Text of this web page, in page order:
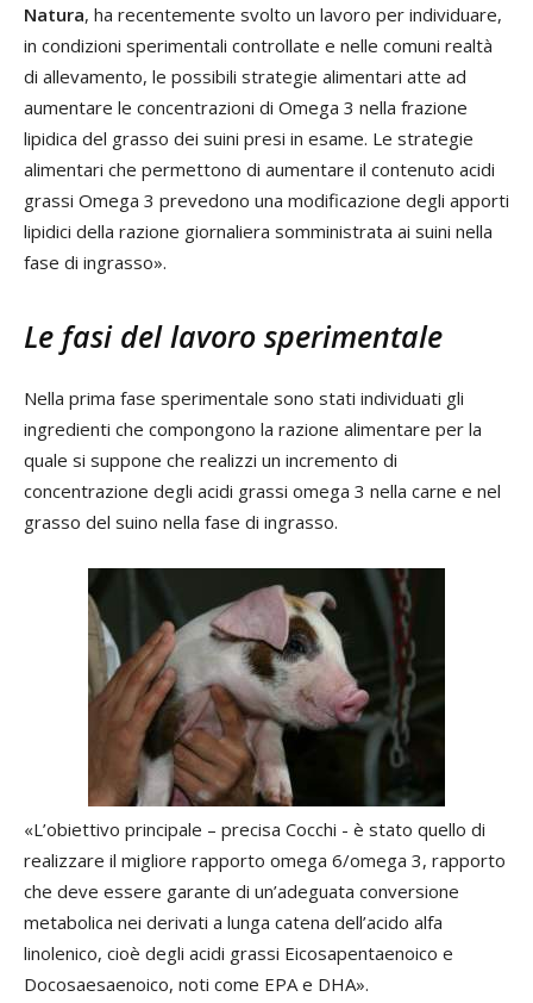
Natura, ha recentemente svolto un lavoro per individuare,
in condizioni sperimentali controllate e nelle comuni realtà
di allevamento, le possibili strategie alimentari atte ad
aumentare le concentrazioni di Omega 3 nella frazione
lipidica del grasso dei suini presi in esame. Le strategie
alimentari che permettono di aumentare il contenuto acidi
grassi Omega 3 prevedono una modificazione degli apporti
lipidici della razione giornaliera somministrata ai suini nella
fase di ingrasso».
Le fasi del lavoro sperimentale
Nella prima fase sperimentale sono stati individuati gli
ingredienti che compongono la razione alimentare per la
quale si suppone che realizzi un incremento di
concentrazione degli acidi grassi omega 3 nella carne e nel
grasso del suino nella fase di ingrasso.
«L’obiettivo principale – precisa Cocchi - è stato quello di
realizzare il migliore rapporto omega 6/omega 3, rapporto
che deve essere garante di un’adeguata conversione
metabolica nei derivati a lunga catena dell’acido alfa
linolenico, cioè degli acidi grassi Eicosapentaenoico e
Docosaesaenoico, noti come EPA e DHA».